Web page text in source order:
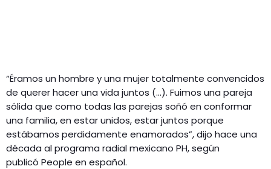
“Éramos un hombre y una mujer totalmente convencidos
de querer hacer una vida juntos (…). Fuimos una pareja
sólida que como todas las parejas soñó en conformar
una familia, en estar unidos, estar juntos porque
estábamos perdidamente enamorados”, dijo hace una
década al programa radial mexicano PH, según
publicó People en español.